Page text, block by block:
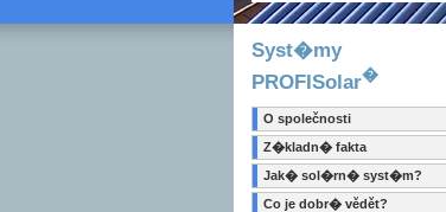
Syst�my
PROFISolar�
O společnosti
Z�kladn� fakta
Jak� sol�rn� syst�m?
Co je dobr� vědět?